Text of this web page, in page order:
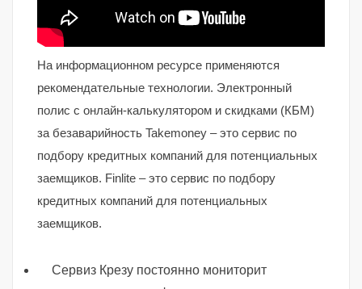
На информационном ресурсе применяются
рекомендательные технологии. Электронный
полис с онлайн-калькулятором и скидками (КБМ)
за безаварийность Takemoney – это сервис по
подбору кредитных компаний для потенциальных
заемщиков. Finlite – это сервис по подбору
кредитных компаний для потенциальных
заемщиков.
Сервиз Крезу постоянно мониторит